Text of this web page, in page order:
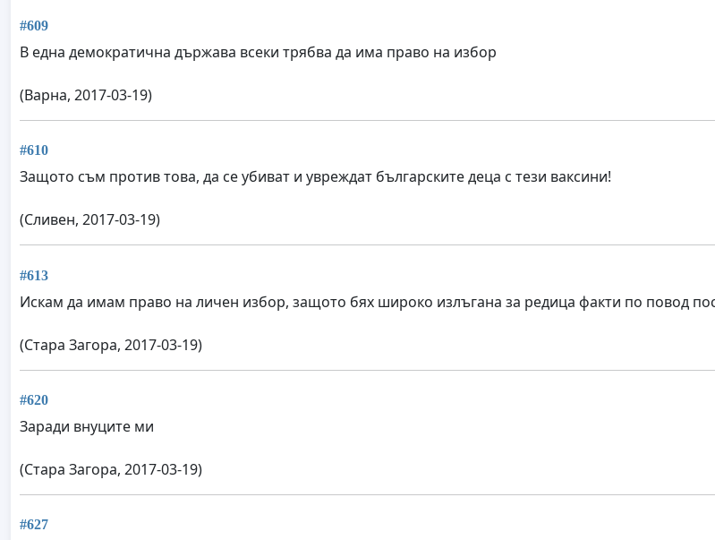
#609
В една демократична държава всеки трябва да има право на избор
(Варна, 2017-03-19)
#610
Защото съм против това, да се убиват и увреждат българските деца с тези ваксини!
(Сливен, 2017-03-19)
#613
Искам да имам право на личен избор, защото бях широко излъгана за редица факти по повод
(Стара Загора, 2017-03-19)
#620
Заради внуците ми
(Стара Загора, 2017-03-19)
#627